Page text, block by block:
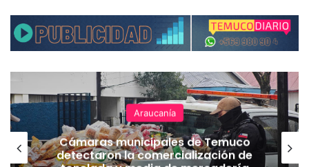
Araucanía
Cámaras municipales de Temuco
detectaron la comercialización de